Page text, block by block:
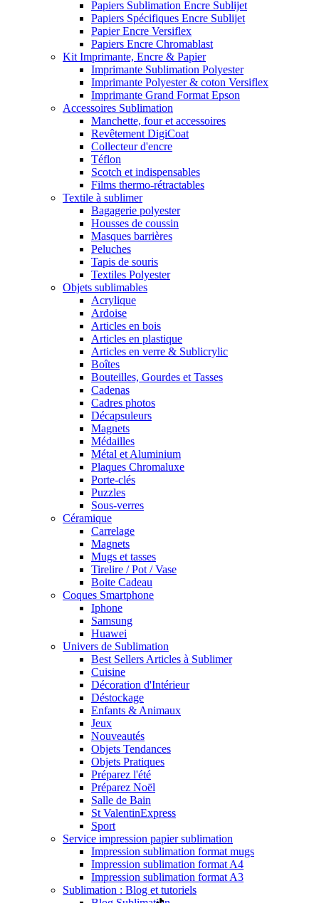
Papiers Sublimation Encre Sublijet
Papiers Spécifiques Encre Sublijet
Papier Encre Versiflex
Papiers Encre Chromablast
Kit Imprimante, Encre & Papier
Imprimante Sublimation Polyester
Imprimante Polyester & coton Versiflex
Imprimante Grand Format Epson
Accessoires Sublimation
Manchette, four et accessoires
Revêtement DigiCoat
Collecteur d'encre
Téflon
Scotch et indispensables
Films thermo-rétractables
Textile à sublimer
Bagagerie polyester
Housses de coussin
Masques barrières
Peluches
Tapis de souris
Textiles Polyester
Objets sublimables
Acrylique
Ardoise
Articles en bois
Articles en plastique
Articles en verre & Sublicrylic
Boîtes
Bouteilles, Gourdes et Tasses
Cadenas
Cadres photos
Décapsuleurs
Magnets
Médailles
Métal et Aluminium
Plaques Chromaluxe
Porte-clés
Puzzles
Sous-verres
Céramique
Carrelage
Magnets
Mugs et tasses
Tirelire / Pot / Vase
Boite Cadeau
Coques Smartphone
Iphone
Samsung
Huawei
Univers de Sublimation
Best Sellers Articles à Sublimer
Cuisine
Décoration d'Intérieur
Déstockage
Enfants & Animaux
Jeux
Nouveautés
Objets Tendances
Objets Pratiques
Préparez l'été
Préparez Noël
Salle de Bain
St ValentinExpress
Sport
Service impression papier sublimation
Impression sublimation format mugs
Impression sublimation format A4
Impression sublimation format A3
Sublimation : Blog et tutoriels